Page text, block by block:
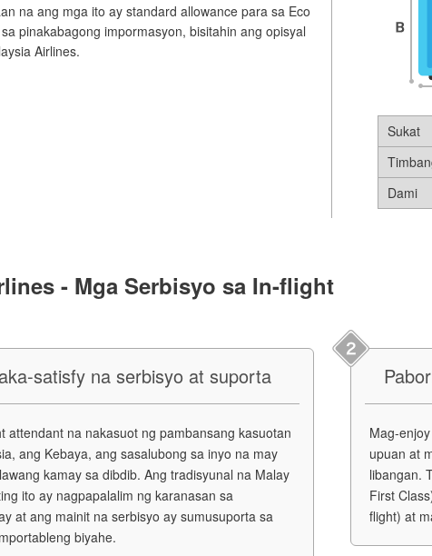
na ang mga ito ay standard allowance para sa Eco
pinakabagong impormasyon, bisitahin ang opisyal
Airlines.
Sukat
Dami
- Mga Serbisyo sa In-flight
satisfy na serbisyo at suporta
attendant na nakasuot ng pambansang kasuotan
ang Kebaya, ang sasalubong sa inyo na may
kamay sa dibdib. Ang tradisyunal na Malay
ito ay nagpapalalim ng karanasan sa
at ang mainit na serbisyo ay sumusuporta sa
biyahe.
Mag-
upuan at
libangan.
First
flight) at